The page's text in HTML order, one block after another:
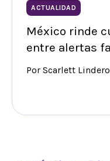
ACTUALIDAD
México rinde
entre alertas
Por Scarlett